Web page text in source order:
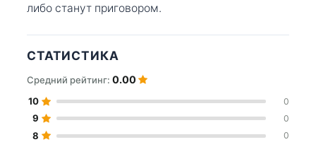
либо станут приговором.
СТАТИСТИКА
Средний рейтинг: 0.00
10 0
9 0
8 0